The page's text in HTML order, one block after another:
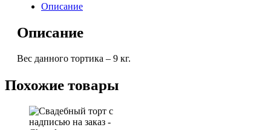
Описание
Описание
Вес данного тортика – 9 кг.
Похожие товары